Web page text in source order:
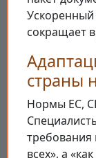
Ускоренный
сокращает
страны
Нормы ЕС,
требования
всех», а